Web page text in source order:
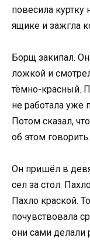
повесила
ящике и зажгла
Борщ закипал.
ложкой и
тёмно-красный.
не работала уже
Потом сказал,
об этом говорить.
Он пришёл в
сел за стол.
Пахло краской.
почувствовала
они сами делали